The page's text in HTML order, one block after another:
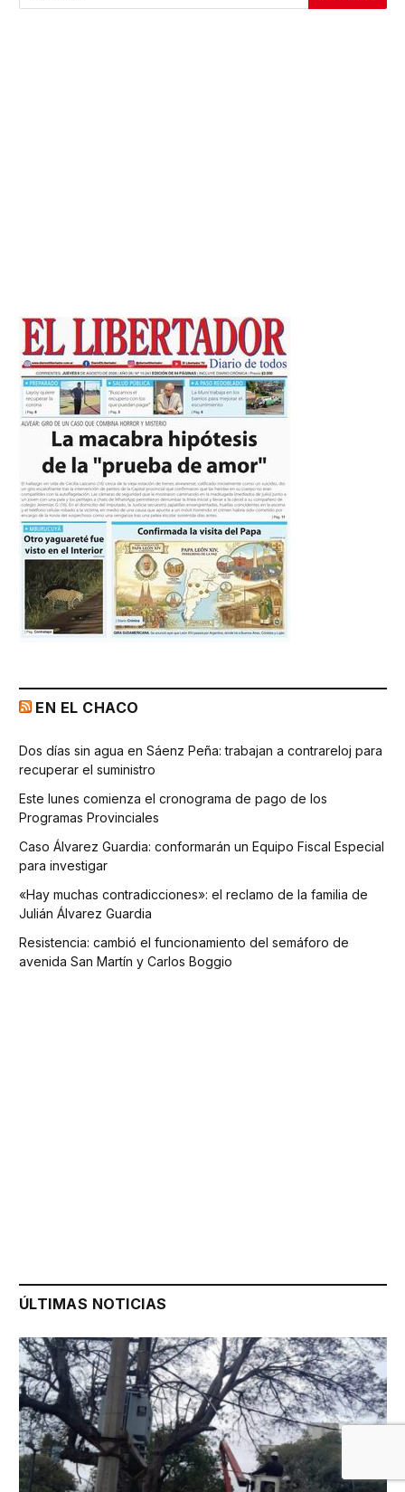
EN EL CHACO
Dos días sin agua en Sáenz Peña: trabajan a contrareloj para
recuperar el suministro
Este lunes comienza el cronograma de pago de los
Programas Provinciales
Caso Álvarez Guardia: conformarán un Equipo Fiscal Especial
para investigar
«Hay muchas contradicciones»: el reclamo de la familia de
Julián Álvarez Guardia
Resistencia: cambió el funcionamiento del semáforo de
avenida San Martín y Carlos Boggio
ÚLTIMAS NOTICIAS